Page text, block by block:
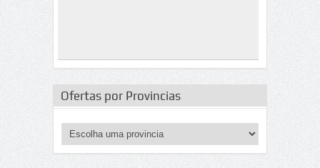
Ofertas por Provincias